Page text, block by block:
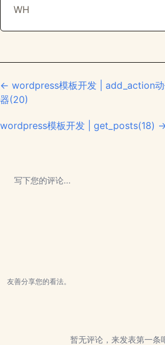
WH
← wordpress模板开发 | add_action
器(20)
wordpress模板开发 | get_posts(18)
友善分享您的看法。
暂无评论，来发表第一条